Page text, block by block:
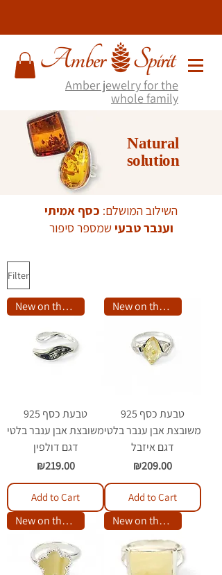
Amber jewelry for the
whole family
Natural
solution
השילוב המושלם: כסף אמיתי
וענבר טבעישמספר סיפור
Filter
New on the site
טבעת כסף 925
משובצת אבן ענבר בלטי
דגם דולפין
Price
₪219.00
Add to Cart
New on the site
טבעת כסף 925
משובצת אבן ענבר בלטי
דגם איזבל
Price
₪209.00
Add to Cart
New on the site New on the site